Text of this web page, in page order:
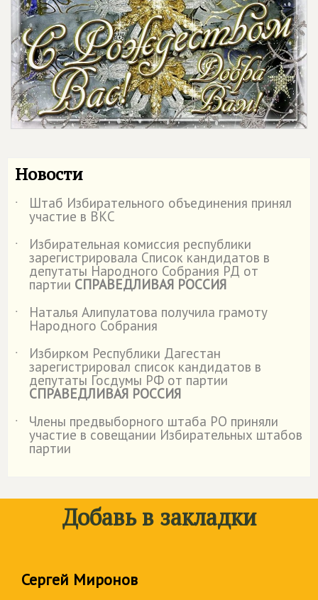
Новости
˙ Штаб Избирательного объединения принял
участие в ВКС
˙
Избирательная комиссия республики
зарегистрировала Список кандидатов в
депутаты Народного Собрания РД от
партии СПРАВЕДЛИВАЯ РОССИЯ
˙
Наталья Алипулатова получила грамоту
Народного Собрания
˙
Избирком Республики Дагестан
зарегистрировал список кандидатов в
депутаты Госдумы РФ от партии
СПРАВЕДЛИВАЯ РОССИЯ
˙
Члены предвыборного штаба РО приняли
участие в совещании Избирательных штабов
партии
Добавь в закладки
Сергей Миронов